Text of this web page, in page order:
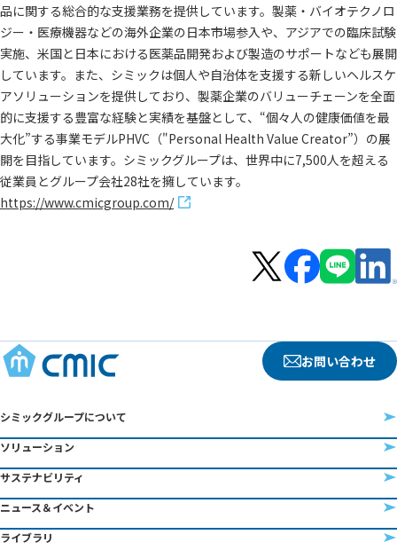
品に関する総合的な支援業務を提供しています。製薬・バイオテクノロ
ジー・医療機器などの海外企業の日本市場参入や、アジアでの臨床試験
実施、米国と日本における医薬品開発および製造のサポートなども展開
しています。また、シミックは個人や自治体を支援する新しいヘルスケ
アソリューションを提供しており、製薬企業のバリューチェーンを全面
的に支援する豊富な経験と実績を基盤として、“個々人の健康価値を最
大化”する事業モデルPHVC（"Personal Health Value Creator”）の展
開を目指しています。シミックグループは、世界中に7,500人を超える
従業員とグループ会社28社を擁しています。
https://www.cmicgroup.com/
お問い合わせ
シミックグループについて
ソリューション
サステナビリティ
ニュース＆イベント
ライブラリ